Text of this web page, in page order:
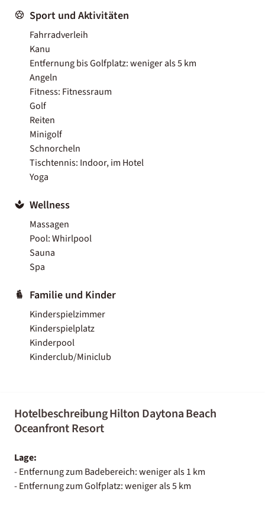
Sport und Aktivitäten
Fahrradverleih
Kanu
Entfernung bis Golfplatz: weniger als 5 km
Angeln
Fitness: Fitnessraum
Golf
Reiten
Minigolf
Schnorcheln
Tischtennis: Indoor, im Hotel
Yoga
Wellness
Massagen
Pool: Whirlpool
Sauna
Spa
Familie und Kinder
Kinderspielzimmer
Kinderspielplatz
Kinderpool
Kinderclub/Miniclub
Hotelbeschreibung Hilton Daytona Beach
Oceanfront Resort
Lage:
- Entfernung zum Badebereich: weniger als 1 km
- Entfernung zum Golfplatz: weniger als 5 km